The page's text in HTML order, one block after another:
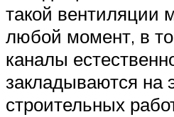
такой вентиляции
любой момент, в
каналы
закладываются на
строительных